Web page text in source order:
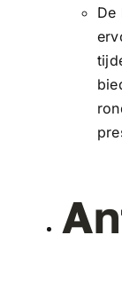
De